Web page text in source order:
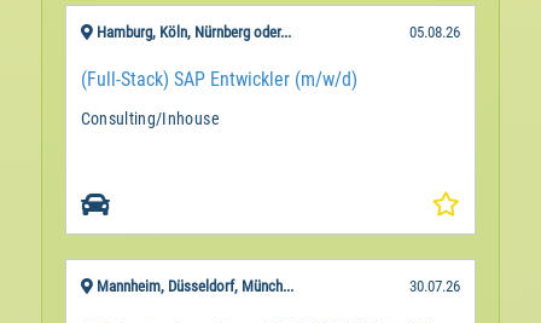
Hamburg, Köln, Nürnberg oder... 05.08.26
(Full-Stack) SAP Entwickler (m/w/d)
Consulting/Inhouse
Mannheim, Düsseldorf, Münch... 30.07.26